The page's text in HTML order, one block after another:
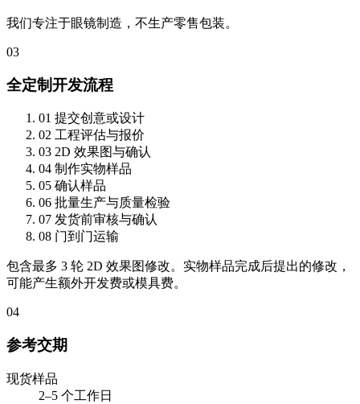
我们专注于眼镜制造，不生产零售包装。
03
全定制开发流程
01 提交创意或设计
02 工程评估与报价
03 2D 效果图与确认
04 制作实物样品
05 确认样品
06 批量生产与质量检验
07 发货前审核与确认
08 门到门运输
包含最多 3 轮 2D 效果图修改。实物样品完成后提出的修改，
可能产生额外开发费或模具费。
04
参考交期
现货样品
2–5 个工作日